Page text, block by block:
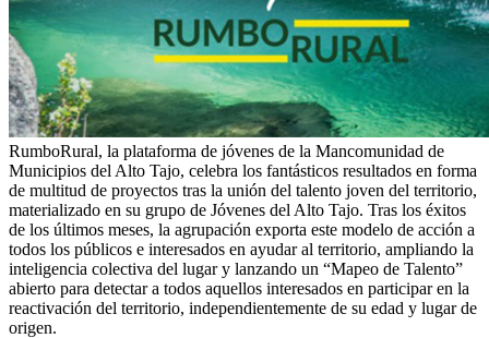
RumboRural, la plataforma de jóvenes de la Mancomunidad de
Municipios del Alto Tajo, celebra los fantásticos resultados en forma
de multitud de proyectos tras la unión del talento joven del territorio,
materializado en su grupo de Jóvenes del Alto Tajo. Tras los éxitos
de los últimos meses, la agrupación exporta este modelo de acción a
todos los públicos e interesados en ayudar al territorio, ampliando la
inteligencia colectiva del lugar y lanzando un “Mapeo de Talento”
abierto para detectar a todos aquellos interesados en participar en la
reactivación del territorio, independientemente de su edad y lugar de
origen.